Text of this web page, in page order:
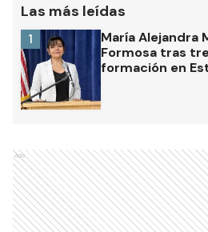
Las más leídas
María Alejandra
Formosa tras
formación en
1
Ads